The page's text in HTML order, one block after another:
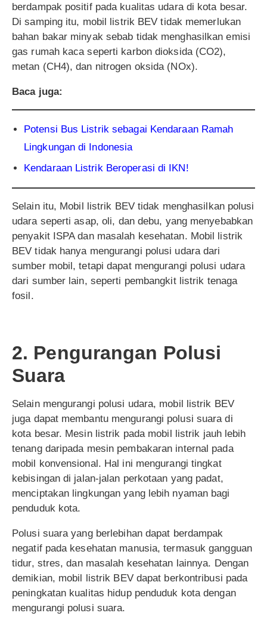
berdampak positif pada kualitas udara di kota besar.
Di samping itu, mobil listrik BEV tidak memerlukan
bahan bakar minyak sebab tidak menghasilkan emisi
gas rumah kaca seperti karbon dioksida (CO2),
metan (CH4), dan nitrogen oksida (NOx).
Baca juga:
Potensi Bus Listrik sebagai Kendaraan Ramah
Lingkungan di Indonesia
Kendaraan Listrik Beroperasi di IKN!
Selain itu, Mobil listrik BEV tidak menghasilkan polusi
udara seperti asap, oli, dan debu, yang menyebabkan
penyakit ISPA dan masalah kesehatan. Mobil listrik
BEV tidak hanya mengurangi polusi udara dari
sumber mobil, tetapi dapat mengurangi polusi udara
dari sumber lain, seperti pembangkit listrik tenaga
fosil.
2. Pengurangan Polusi
Suara
Selain mengurangi polusi udara, mobil listrik BEV
juga dapat membantu mengurangi polusi suara di
kota besar. Mesin listrik pada mobil listrik jauh lebih
tenang daripada mesin pembakaran internal pada
mobil konvensional. Hal ini mengurangi tingkat
kebisingan di jalan-jalan perkotaan yang padat,
menciptakan lingkungan yang lebih nyaman bagi
penduduk kota.
Polusi suara yang berlebihan dapat berdampak
negatif pada kesehatan manusia, termasuk gangguan
tidur, stres, dan masalah kesehatan lainnya. Dengan
demikian, mobil listrik BEV dapat berkontribusi pada
peningkatan kualitas hidup penduduk kota dengan
mengurangi polusi suara.